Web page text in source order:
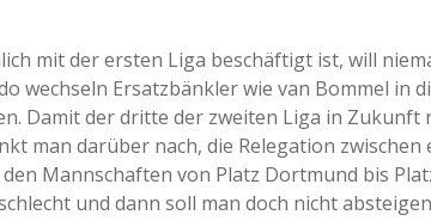
mit der ersten Liga beschäftigt ist, will
wechseln Ersatzbänkler wie van Bommel in
Damit der dritte der zweiten Liga in Zukunft
man darüber nach, die Relegation
Mannschaften von Platz Dortmund bis
und dann soll man doch nicht